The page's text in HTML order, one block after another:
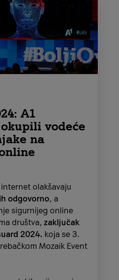
A1
vodeće
na
olakšavaju
odgovorno, a
sigurnijeg online
društva, zaključak
2024. koja se 3.
Mozaik Event